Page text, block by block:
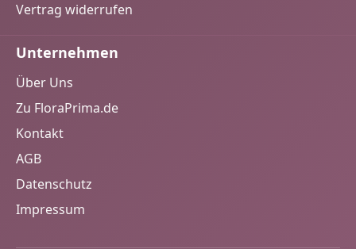
Vertrag widerrufen
Unternehmen
Über Uns
Zu FloraPrima.de
Kontakt
AGB
Datenschutz
Impressum